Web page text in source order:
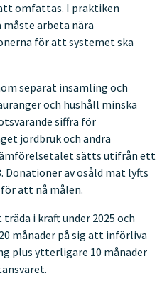
omfattas. I praktiken
arbeta nära
för att systemet ska
separat insamling och
och hushåll minska
siffra för
jordbruk och andra
sätts utifrån ett
Donationer av osåld mat lyfts
att nå målen.
i kraft under 2025 och
månader på sig att införliva
plus ytterligare 10 månader